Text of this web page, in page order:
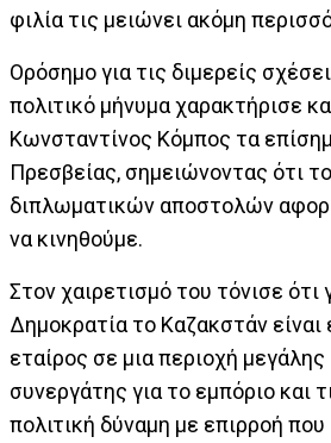
φιλία τις μειώνει ακόμη
Ορόσημο για τις διμερείς
πολιτικό μήνυμα χαρακτήρισε
Κωνσταντίνος Κόμπος τα
Πρεσβείας, σημειώνοντας ότι
διπλωματικών αποστολών
να κινηθούμε.
Στον χαιρετισμό του τόνισε ότι
Δημοκρατία το Καζακστάν είναι
εταίρος σε μια περιοχή
συνεργάτης για το εμπόριο και
πολιτική δύναμη με επιρροή που